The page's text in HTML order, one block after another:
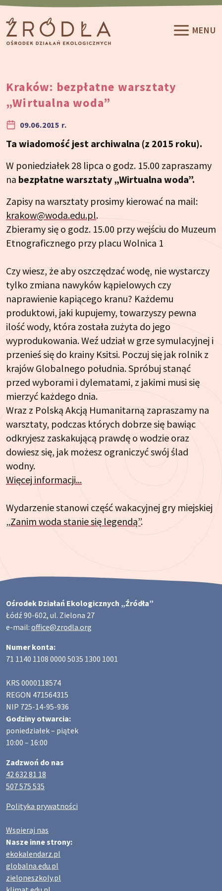
Przeskocz do treści
MENU
Kraków: bezpłatne warsztaty
„Wirtualna woda”
09.06.2015 r.
Ta wiadomość jest archiwalna (z 2015 roku).
W poniedziałek 28 lipca o godz. 15.00 zapraszamy
na bezpłatne warsztaty „Wirtualna woda”.
Zapisy na warsztaty prosimy kierować na mail:
krakow@woda.edu.pl.
Zbieramy się o godz. 15.00 przy wejściu do Muzeum
Etnograficznego przy placu Wolnica 1
Czy wiesz, że aby oszczędzać wodę, nie wystarczy
tylko zmiana nawyków kąpielowych czy
naprawienie kapiącego kranu? Każdemu
produktowi, jaki kupujemy, towarzyszy pewna
ilość wody, która została zużyta do jego
wyprodukowania. Weź udział w grze symulacyjnej i
przenieś się do krainy Ksitsi. Poczuj się jak rolnik z
krajów Globalnego południa. Spróbuj stanąć
przed wyborami i dylematami, z jakimi musi się
mierzyć każdego dnia.
Wraz z Polską Akcją Humanitarną zapraszamy na
warsztaty, podczas których dobrze się bawiąc
odkryjesz zaskakującą prawdę o wodzie oraz
dowiesz się, jak możesz ograniczyć swój ślad
wodny.
Więcej informacji...
Wydarzenie stanowi część wakacyjnej gry miejskiej
„Zanim woda stanie się legendą”.
Ośrodek Działań Ekologicznych „Źródła”
Łódź 90-602, ul. Zielona 27
e-mail: office@zrodla.org
Numer konta:
71 1140 1108 0000 5035 1300 1001
KRS 0000118574
REGON 471564315
NIP 725-14-95-936
Godziny otwarcia:
poniedziałek – piątek
10:00 – 16:00
Zadzwoń do nas
42 632 81 18
507 575 535
Polityka prywatności
Wspieraj nas
Nasze inne strony:
ekokalendarz.pl
globalna.edu.pl
zieloneszkoly.pl